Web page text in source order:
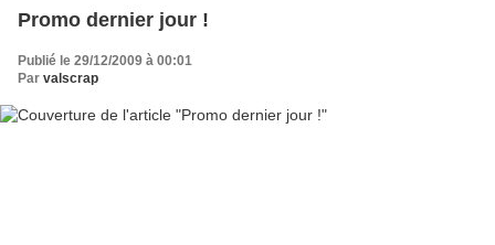
Promo dernier jour !
Publié le 29/12/2009 à 00:01
Par valscrap